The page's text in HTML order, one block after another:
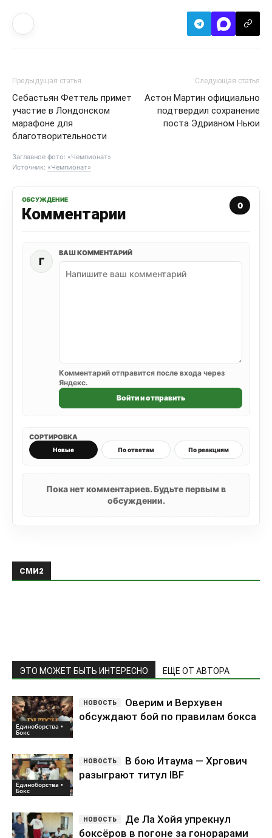
Предыдущая статья
Себастьян Феттель примет
участие в Лондонском
марафоне для
благотворительности
Следующая статья
Астон Мартин официально
подтвердил сохранение
поста Эдрианом Ньюи
Заглавное фото: «Чемпионат»
Источник: «Чемпионат»
ОБСУЖДЕНИЕ
Комментарии 0
Г
ВАШ КОММЕНТАРИЙ
Комментарий отправится после входа через
Яндекс.
Войти и отправить
СОРТИРОВКА
Новые По ответам По реакциям
Пока нет комментариев. Будьте первым в
обсуждении.
СМИ2
ЭТО МОЖЕТ БЫТЬ ИНТЕРЕСНО ЕЩЕ ОТ АВТОРА
Единоборства •
Бокс
Оверим и Верхувен
обсуждают бой по правилам бокса
Единоборства •
Бокс
В бою Итаума — Хргович
разыграют титул IBF
Де Ла Хойя упрекнул
боксёров в погоне за гонорарами